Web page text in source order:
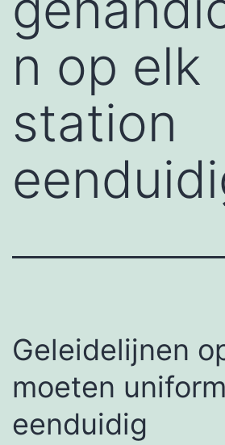
n op elk
station
Geleidelijnen
moeten
eenduidig